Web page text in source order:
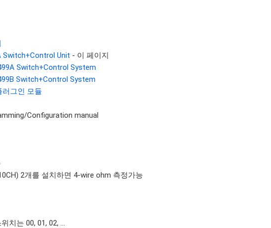
Switch+Control Unit - 이 페이지
Switch+Control System
Switch+Control System
러그인 모듈
Configuration manual
2개를 설치하면 4-wire ohm 측정가능
치는 00, 01, 02, ...